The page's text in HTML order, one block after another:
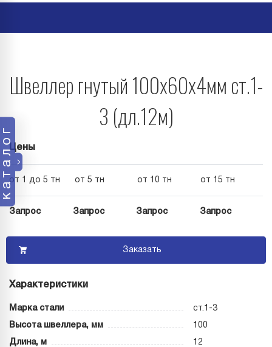
каталог
Швеллер гнутый 100х60х4мм ст.1-
3 (дл.12м)
Цены
от 1 до 5 тн от 5 тн от 10 тн от 15 тн
Запрос Запрос Запрос Запрос
Заказать
Характеристики
Марка стали ст.1-3
Высота швеллера, мм 100
Длина, м 12